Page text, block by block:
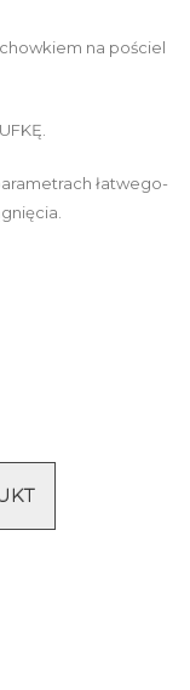
na pościel
łatwego-